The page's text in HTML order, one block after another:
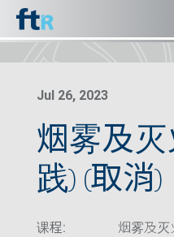
Jul 26, 2023
烟雾及灭
践) (取消)
课程:
烟雾及灭